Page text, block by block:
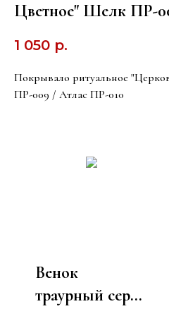
Цветное" Шелк ПР-
1 050 р.
Покрывало ритуальное
ПР-009 / Атлас ПР-010
Венок
траурный серия